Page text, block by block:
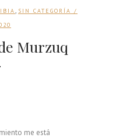
, SIN CATEGORÍA /
Murzuq
me está